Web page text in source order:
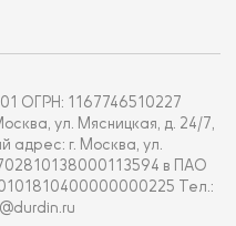
ОГРН: 1167746510227
ул. Мясницкая, д. 24/7,
адрес: г. Москва, ул.
в ПАО
Тел.: